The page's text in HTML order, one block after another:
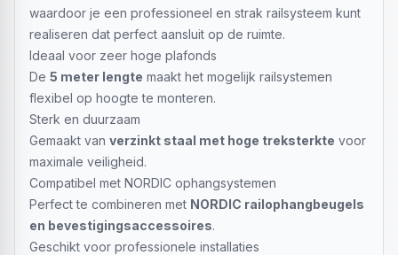
waardoor je een professioneel en strak railsysteem kunt
realiseren dat perfect aansluit op de ruimte.
Ideaal voor zeer hoge plafonds
De 5 meter lengte maakt het mogelijk railsystemen
flexibel op hoogte te monteren.
Sterk en duurzaam
Gemaakt van verzinkt staal met hoge treksterkte voor
maximale veiligheid.
Compatibel met NORDIC ophangsystemen
Perfect te combineren met NORDIC railophangbeugels
en bevestigingsaccessoires.
Geschikt voor professionele installaties